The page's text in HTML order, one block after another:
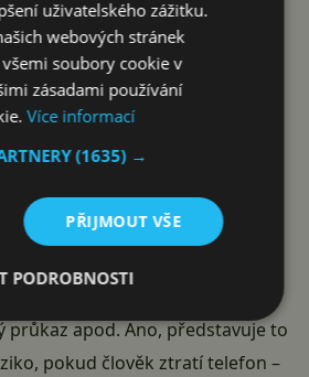
příslušnou aplikaci.
třeba do katastru
kolik bodů jste jako řidiči
by pak měly poskytnout
se mají možnosti využití ještě
by byla myšlenka,
přímo v
řidičský průkaz
průkaz apod. Ano, představuje to
pokud člověk ztratí telefon –
uživatelského zážitku.
webových stránek
soubory cookie v
zásadami používání
Více informací
(1635) →
PŘIJMOUT VŠE
PODROBNOSTI